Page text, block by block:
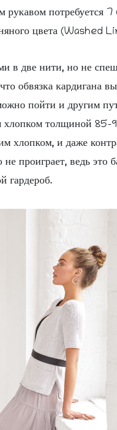
рукавом потребуется
цвета (Washed
в две нити, но не
обвязка кардигана
пойти и другим
хлопком толщиной 85-
хлопком, и даже
проиграет, ведь это
гардероб.